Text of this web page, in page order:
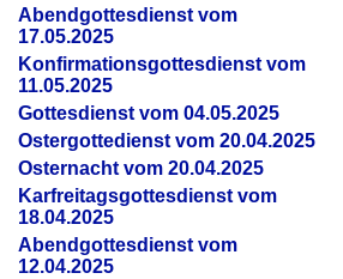
Abendgottesdienst vom
17.05.2025
Konfirmationsgottesdienst vom
11.05.2025
Gottesdienst vom 04.05.2025
Ostergottedienst vom 20.04.2025
Osternacht vom 20.04.2025
Karfreitagsgottesdienst vom
18.04.2025
Abendgottesdienst vom
12.04.2025